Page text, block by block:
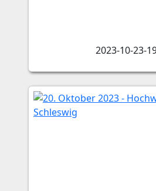
2023-10-23-